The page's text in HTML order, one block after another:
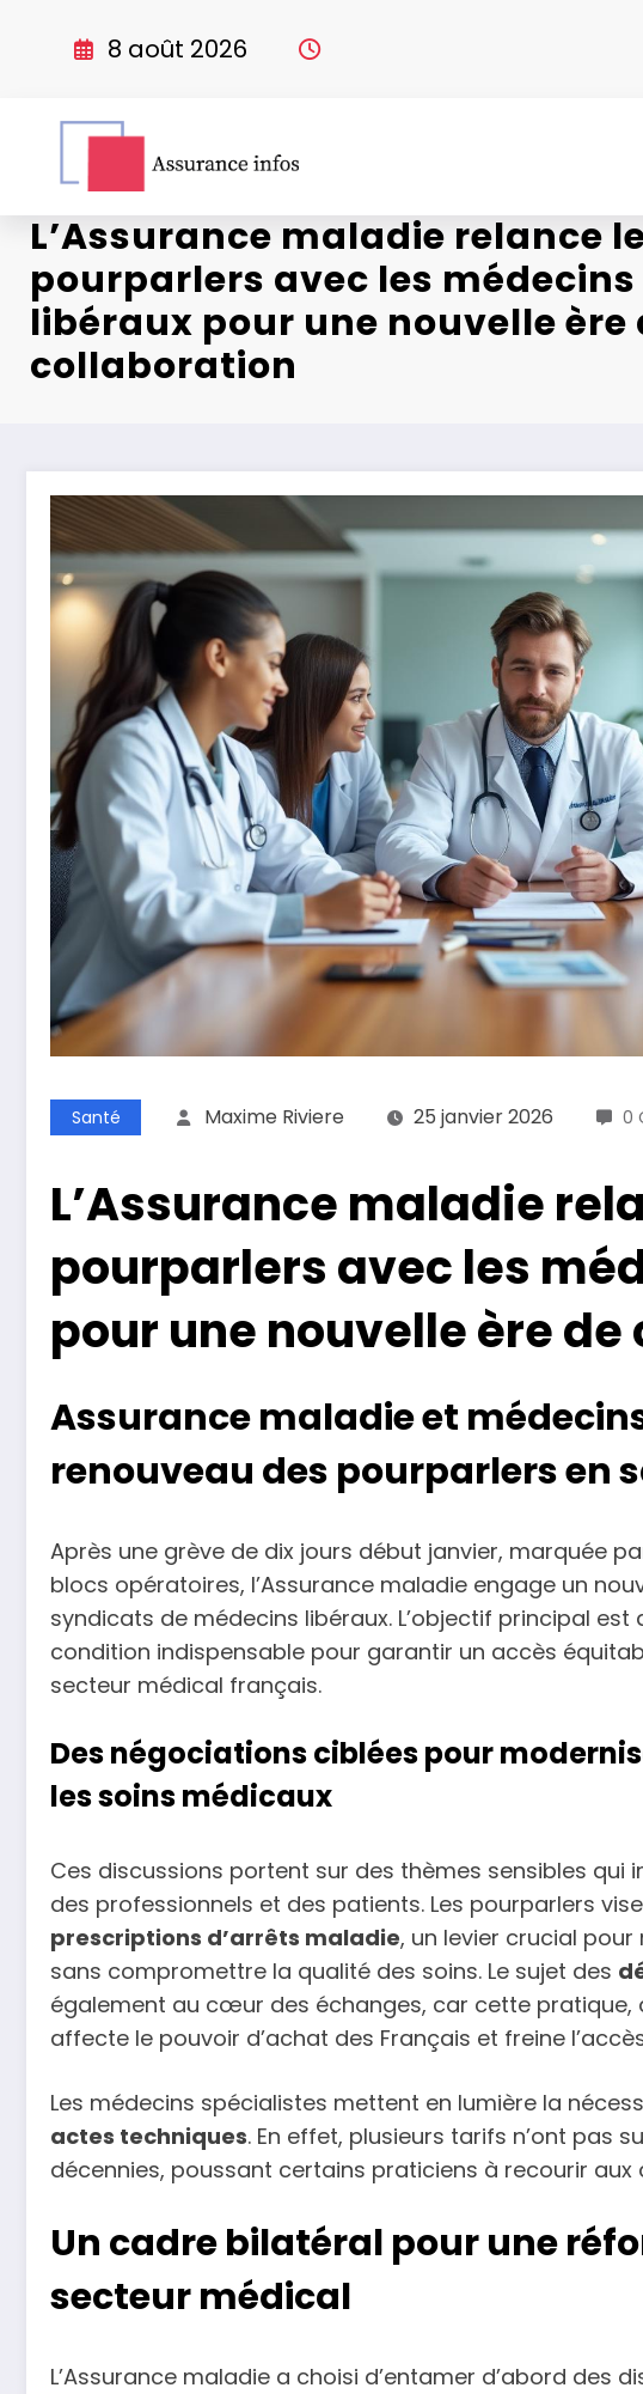
8 août 2026
L’Assurance maladie relance
pourparlers avec les médecins
libéraux pour une nouvelle ère
collaboration
Santé Maxime Riviere 25 janvier 2026 0
L’Assurance maladie
pourparlers avec les
pour une nouvelle ère
Assurance maladie et
renouveau des pourparlers en
Après une grève de dix jours début janvier, marquée
blocs opératoires, l’Assurance maladie engage un
syndicats de médecins libéraux. L’objectif principal
condition indispensable pour garantir un accès
secteur médical français.
Des négociations ciblées pour
les soins médicaux
Ces discussions portent sur des thèmes sensibles
des professionnels et des patients. Les pourparlers
prescriptions d’arrêts maladie, un levier crucial
sans compromettre la qualité des soins. Le sujet des
également au cœur des échanges, car cette pratique,
affecte le pouvoir d’achat des Français et freine
Les médecins spécialistes mettent en lumière la
actes techniques. En effet, plusieurs tarifs n’ont pas
décennies, poussant certains praticiens à recourir
Un cadre bilatéral pour une
secteur médical
L’Assurance maladie a choisi d’entamer d’abord des